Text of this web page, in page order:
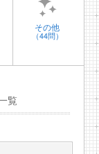
その他
（44問）
覧